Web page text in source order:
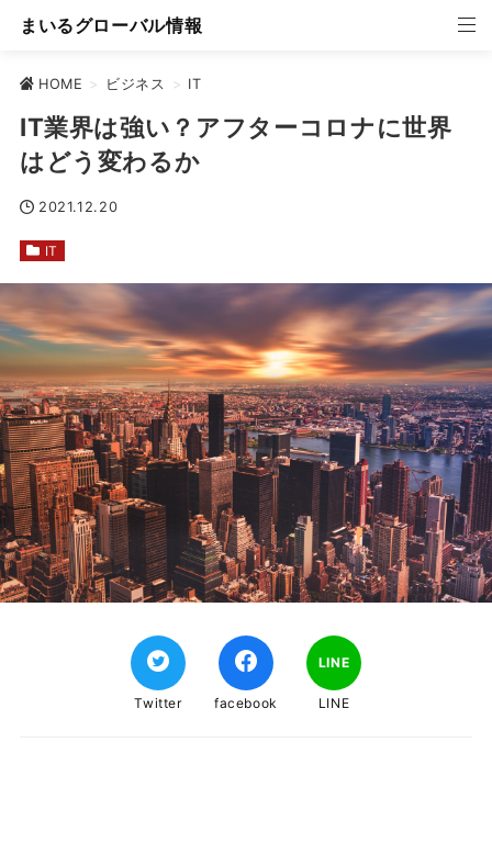
まいるグローバル情報
HOME > ビジネス > IT
IT業界は強い？アフターコロナに世界
はどう変わるか
2021.12.20
IT
Twitter facebook
LINE
LINE